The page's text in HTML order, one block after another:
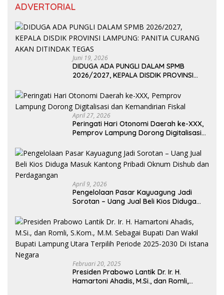
ADVERTORIAL
Juni 19, 2026
DIDUGA ADA PUNGLI DALAM SPMB
2026/2027, KEPALA DISDIK PROVINSI
DITINDAK TEGAS
April 27, 2026
Peringati Hari Otonomi Daerah ke-XXX,
Pemprov Lampung Dorong Digitalisasi
April 9, 2026
Pengelolaan Pasar Kayuagung Jadi
Sorotan – Uang Jual Beli Kios Diduga
dan Perdagangan
Februari 20, 2025
Presiden Prabowo Lantik Dr. Ir. H.
Hamartoni Ahadis, M.Si., dan Romli,